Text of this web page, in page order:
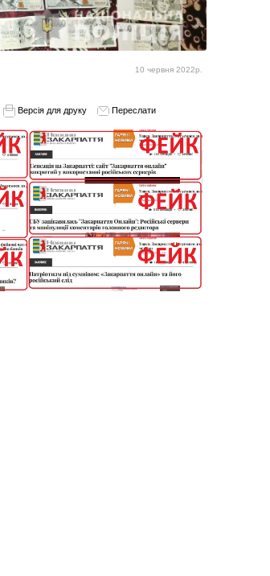
10 червня 2022р.
Версія для друку Переслати